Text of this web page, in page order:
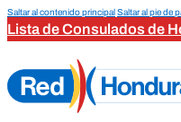
Saltar al contenido principalSaltar al pie de
Lista de Consulados de